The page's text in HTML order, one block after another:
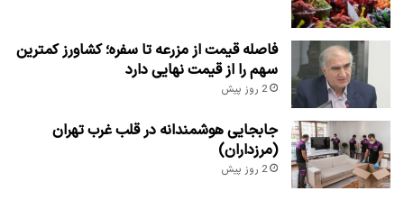
فاصله قیمت از مزرعه تا سفره؛ کشاورز کمترین
سهم را از قیمت نهایی دارد
2 روز پیش
جابجایی هوشمندانه در قلب غرب تهران
(مرزداران)
2 روز پیش